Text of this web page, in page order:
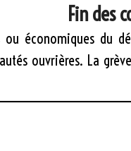
Fin des
ou économiques du
ouvrières. La